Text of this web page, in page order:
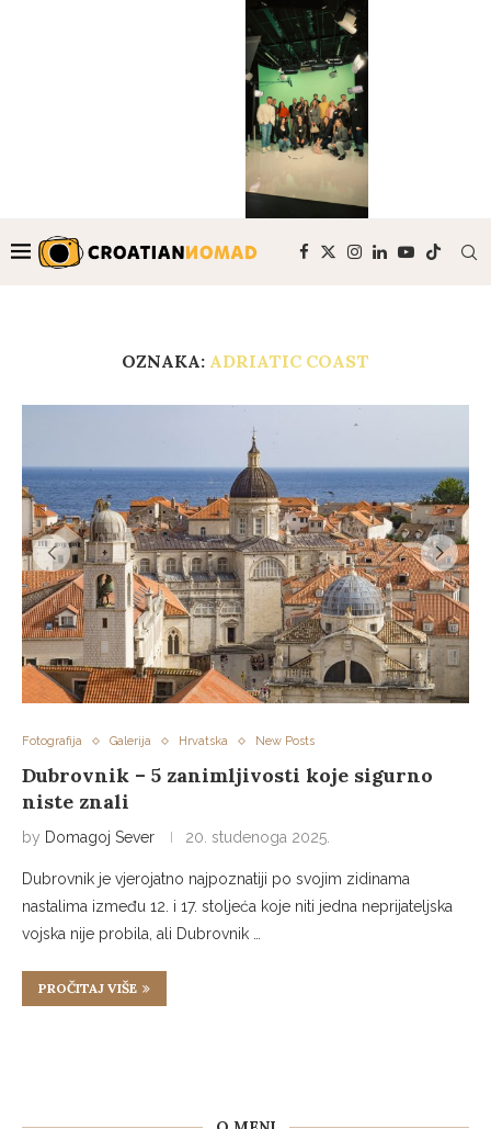
OZNAKA: ADRIATIC COAST
Fotografija Galerija Hrvatska New Posts
Dubrovnik – 5 zanimljivosti koje sigurno
niste znali
by Domagoj Sever 20. studenoga 2025.
Dubrovnik je vjerojatno najpoznatiji po svojim zidinama
nastalima između 12. i 17. stoljeća koje niti jedna neprijateljska
vojska nije probila, ali Dubrovnik …
PROČITAJ VIŠE